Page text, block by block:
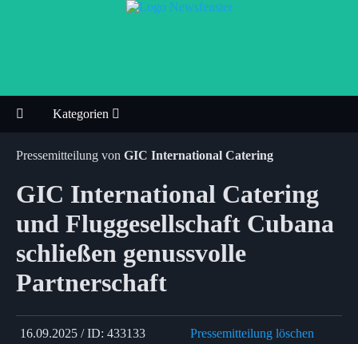
Kategorien
Pressemitteilung von GIC International Catering
GIC International Catering
und Fluggesellschaft Cubana
schließen genussvolle
Partnerschaft
16.09.2025 / ID: 433133
Pressemitteilung löschen